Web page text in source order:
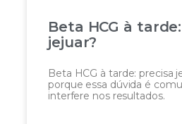
Beta HCG à
jejuar?
Beta HCG à tarde: precisa
porque essa dúvida é
interfere nos resultados.